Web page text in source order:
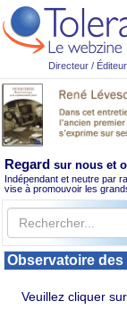
Directeur /
Regard sur nous et
Indépendant et neutre par
vise à promouvoir les
Observatoire
Veuillez cliquer